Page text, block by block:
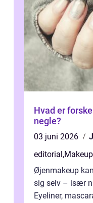
Hvad er
negle?
03 juni 2026
editorial,Makeup
Øjenmakeup
sig selv – især
Eyeliner,